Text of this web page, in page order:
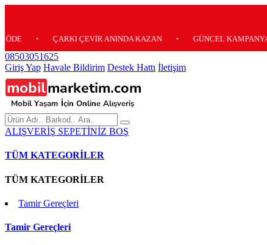
ÇARKI ÇEVİR ANINDA KAZAN • GÜNCEL
08503051625
Giriş Yap Havale Bildirim Destek Hattı İletişim
ALIŞVERİŞ SEPETİNİZ BOŞ
TÜM KATEGORİLER
TÜM KATEGORİLER
Tamir Gereçleri
Tamir Gereçleri